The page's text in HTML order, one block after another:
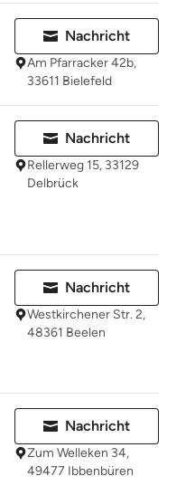
Nachricht
Am Pfarracker 42b,
33611 Bielefeld
Nachricht
Rellerweg 15, 33129
Delbrück
Nachricht
Westkirchener Str. 2,
48361 Beelen
Nachricht
Zum Welleken 34,
49477 Ibbenbüren